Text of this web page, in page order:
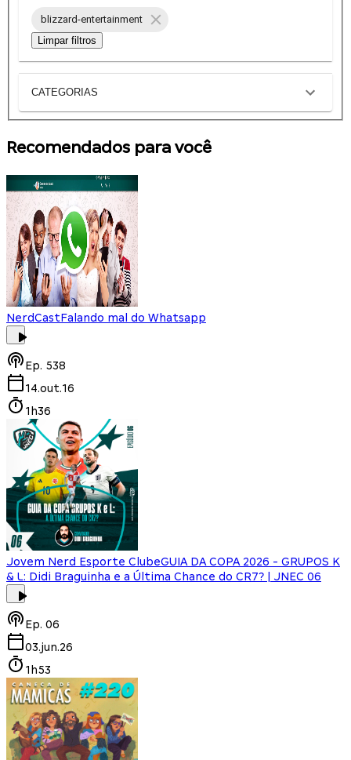
blizzard-entertainment
Limpar filtros
CATEGORIAS
Recomendados para você
NerdCastFalando mal do Whatsapp
Ep. 538
14.out.16
1h36
Jovem Nerd Esporte ClubeGUIA DA COPA 2026 - GRUPOS K
& L: Didi Braguinha e a Última Chance do CR7? | JNEC 06
Ep. 06
03.jun.26
1h53